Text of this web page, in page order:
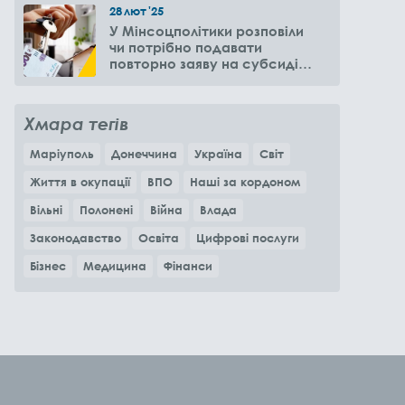
28лют'25
У Мінсоцполітики розповіли
чи потрібно подавати
повторно заяву на субсидію
Хмара тегів
Маріуполь Донеччина Україна
Світ
Життя в окупації
ВПО
Наші за кордоном
Вільні
Полонені Війна
Влада
Законодавство
Освіта
Цифрові послуги
Бізнес
Медицина Фінанси